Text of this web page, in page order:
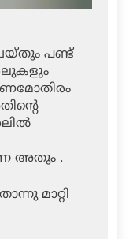
പണ്ട്
അതും .
മാറ്റി